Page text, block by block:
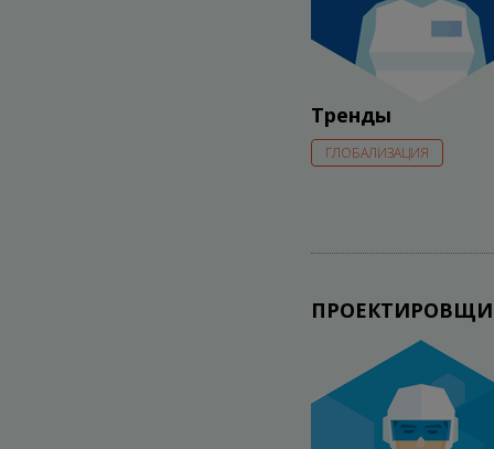
Тренды
ГЛОБАЛИЗАЦИЯ